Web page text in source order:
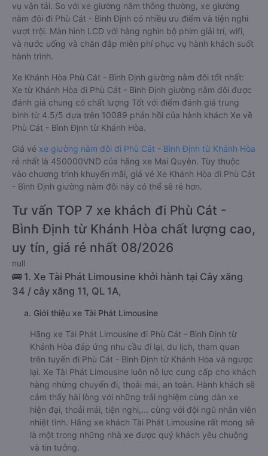
vụ vận tải. So với xe giường nằm thông thường, xe giường
nằm đôi đi Phù Cát - Bình Định có nhiều ưu điểm và tiện nghi
vượt trội. Màn hình LCD với hàng nghìn bộ phim giải trí, wifi,
và nước uống và chăn đắp miễn phí phục vụ hành khách suốt
hành trình.
Xe Khánh Hòa Phù Cát - Bình Định giường nằm đôi tốt nhất:
Xe từ Khánh Hòa đi Phù Cát - Bình Định giường nằm đôi được
đánh giá chung có chất lượng Tốt với điểm đánh giá trung
bình từ 4.5/5 dựa trên 10089 phản hồi của hành khách Xe về
Phù Cát - Bình Định từ Khánh Hòa.
Giá vé xe giường nằm đôi đi Phù Cát - Bình Định từ Khánh Hòa
rẻ nhất là 450000VND của hãng xe Mai Quyên. Tùy thuộc
vào chương trình khuyến mãi, giá vé Xe Khánh Hòa đi Phù Cát
- Bình Định giường nằm đôi này có thể sẽ rẻ hơn.
Tư vấn TOP 7 xe khách đi Phù Cát -
Bình Định từ Khánh Hòa chất lượng cao,
uy tín, giá rẻ nhất 08/2026
null
🚌 1. Xe Tài Phát Limousine khởi hành tại Cây xăng
34 / cây xăng 11, QL 1A,
a. Giới thiệu xe Tài Phát Limousine
Hãng xe Tài Phát Limousine đi Phù Cát - Bình Định từ
Khánh Hòa đáp ứng nhu cầu đi lại, du lịch, tham quan
trên tuyến đi Phù Cát - Bình Định từ Khánh Hòa và ngược
lại. Xe Tài Phát Limousine luôn nỗ lực cung cấp cho khách
hàng những chuyến đi, thoải mái, an toàn. Hành khách sẽ
cảm thấy hài lòng với những trải nghiệm cùng dàn xe
hiện đại, thoải mái, tiện nghi,... cùng với đội ngũ nhân viên
nhiệt tình. Hãng xe khách Tài Phát Limousine rất mong sẽ
là một trong những nhà xe được quý khách yêu chuộng
và tin tưởng.